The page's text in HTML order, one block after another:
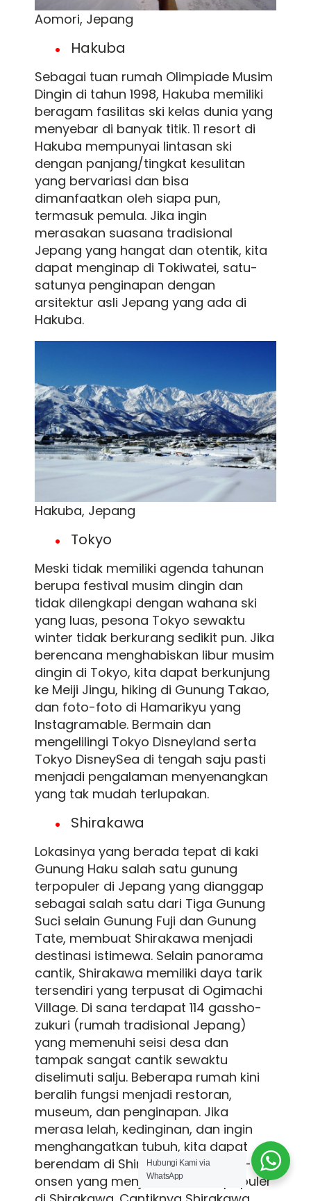
Aomori, Jepang
Hakuba
Sebagai tuan rumah Olimpiade Musim
Dingin di tahun 1998, Hakuba memiliki
beragam fasilitas ski kelas dunia yang
menyebar di banyak titik. 11 resort di
Hakuba mempunyai lintasan ski
dengan panjang/tingkat kesulitan
yang bervariasi dan bisa
dimanfaatkan oleh siapa pun,
termasuk pemula. Jika ingin
merasakan suasana tradisional
Jepang yang hangat dan otentik, kita
dapat menginap di Tokiwatei, satu-
satunya penginapan dengan
arsitektur asli Jepang yang ada di
Hakuba.
Hakuba, Jepang
Tokyo
Meski tidak memiliki agenda tahunan
berupa festival musim dingin dan
tidak dilengkapi dengan wahana ski
yang luas, pesona Tokyo sewaktu
winter tidak berkurang sedikit pun. Jika
berencana menghabiskan libur musim
dingin di Tokyo, kita dapat berkunjung
ke Meiji Jingu, hiking di Gunung Takao,
dan foto-foto di Hamarikyu yang
Instagramable. Bermain dan
mengelilingi Tokyo Disneyland serta
Tokyo DisneySea di tengah saju pasti
menjadi pengalaman menyenangkan
yang tak mudah terlupakan.
Shirakawa
Lokasinya yang berada tepat di kaki
Gunung Haku salah satu gunung
terpopuler di Jepang yang dianggap
sebagai salah satu dari Tiga Gunung
Suci selain Gunung Fuji dan Gunung
Tate, membuat Shirakawa menjadi
destinasi istimewa. Selain panorama
cantik, Shirakawa memiliki daya tarik
tersendiri yang terpusat di Ogimachi
Village. Di sana terdapat 114 gassho-
zukuri (rumah tradisional Jepang)
yang memenuhi seisi desa dan
tampak sangat cantik sewaktu
diselimuti salju. Beberapa rumah kini
beralih fungsi menjadi restoran,
museum, dan penginapan. Jika
merasa lelah, kedinginan, dan ingin
menghangatkan tubuh, kita dapat
berendam di Shirakawago-hirase-
onsen yang menjadi onsen terpopuler
Hubungi Kami via
WhatsApp